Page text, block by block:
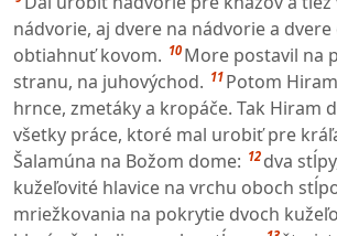
nádvorie, aj dvere na nádvorie a dvere
obtiahnuť kovom. 10 More postavil na
stranu, na juhovýchod. 11 Potom
hrnce, zmetáky a kropáče. Tak Hiram
všetky práce, ktoré mal urobiť pre
Šalamúna na Božom dome: 12 dva
kužeľovité hlavice na vrchu oboch
mriežkovania na pokrytie dvoch